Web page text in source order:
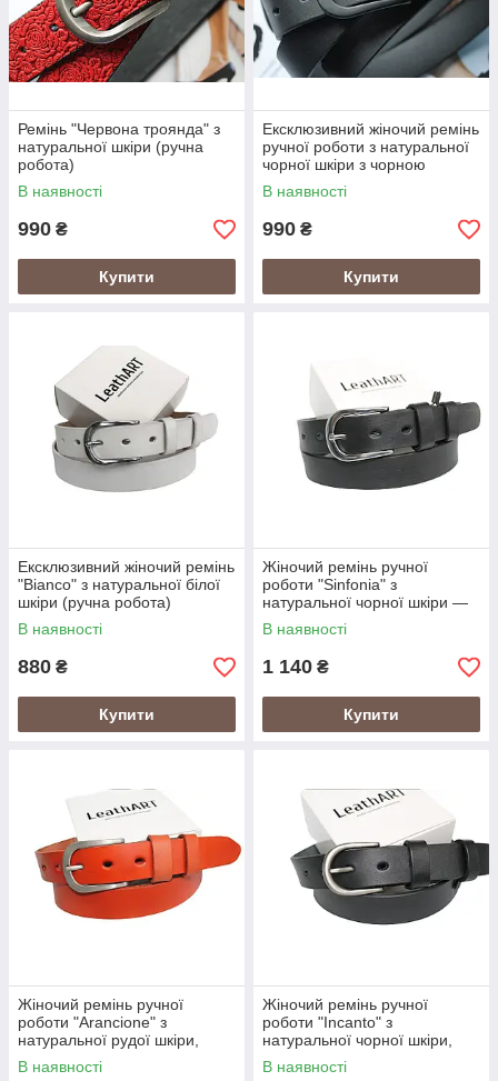
Ремінь "Червона троянда" з
натуральної шкіри (ручна
робота)
В наявності
990 ₴
Купити
Ексклюзивний жіночий ремінь
ручної роботи з натуральної
чорної шкіри з чорною
пряжкою
В наявності
990 ₴
Купити
Ексклюзивний жіночий ремінь
"Bianco" з натуральної білої
шкіри (ручна робота)
В наявності
880 ₴
Купити
Жіночий ремінь ручної
роботи "Sinfonia" з
натуральної чорної шкіри —
ексклюзивний стиль.
В наявності
1 140 ₴
Купити
Жіночий ремінь ручної
роботи "Arancione" з
натуральної рудої шкіри,
ексклюзивний дизайн
В наявності
Жіночий ремінь ручної
роботи "Incanto" з
натуральної чорної шкіри,
ексклюзивний дизайн
В наявності